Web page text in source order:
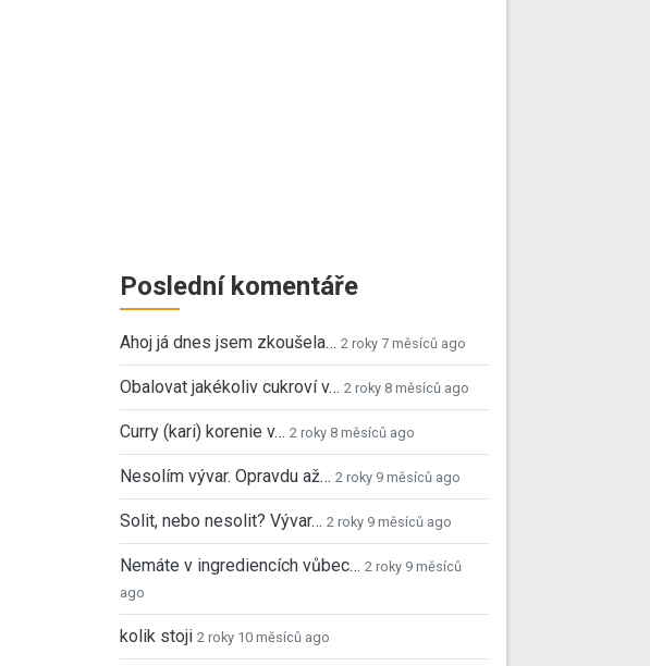
Poslední komentáře
Ahoj já dnes jsem zkoušela… 2 roky 7 měsíců ago
Obalovat jakékoliv cukroví v… 2 roky 8 měsíců ago
Curry (kari) korenie v… 2 roky 8 měsíců ago
Nesolím vývar. Opravdu až… 2 roky 9 měsíců ago
Solit, nebo nesolit? Vývar… 2 roky 9 měsíců ago
Nemáte v ingrediencích vůbec… 2 roky 9 měsíců
ago
kolik stoji 2 roky 10 měsíců ago